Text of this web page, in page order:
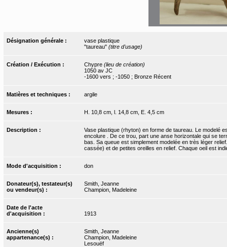
Désignation générale :
vase plastique
"taureau" (titre d'usage)
Création / Exécution : Chypre (lieu de création)
1050 av JC
-1600 vers ; -1050 ; Bronze Récent
Matières et techniques : argile
Mesures : H. 10,8 cm, l. 14,8 cm, E. 4,5 cm
Description :
Vase plastique (rhyton) en forme de taureau. Le modelé
encolure . De ce trou, part une anse horizontale qui se
bas. Sa queue est simplement modelée en très léger
cassée) et de petites oreilles en relief. Chaque oeil est
Mode d'acquisition : don
Donateur(s), testateur(s)
ou vendeur(s) :
Smith, Jeanne
Champion, Madeleine
Date de l'acte
d'acquisition :
1913
Ancienne(s)
appartenance(s) :
Smith, Jeanne
Champion, Madeleine
Lesouëf